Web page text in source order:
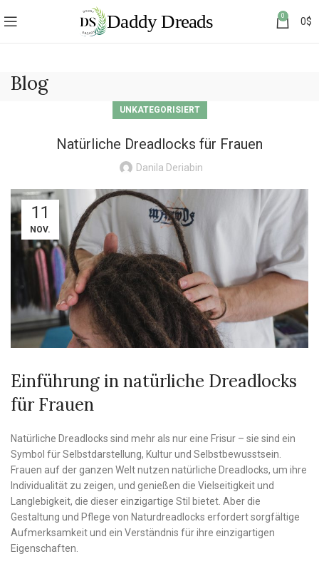
0 0$
Blog
UNKATEGORISIERT
Natürliche Dreadlocks für Frauen
Danila Deriabin
11
NOV.
Einführung in natürliche Dreadlocks
für Frauen
Natürliche Dreadlocks sind mehr als nur eine Frisur – sie sind ein
Symbol für Selbstdarstellung, Kultur und Selbstbewusstsein.
Frauen auf der ganzen Welt nutzen natürliche Dreadlocks, um ihre
Individualität zu zeigen, und genießen die Vielseitigkeit und
Langlebigkeit, die dieser einzigartige Stil bietet. Aber die
Gestaltung und Pflege von Naturdreadlocks erfordert sorgfältige
Aufmerksamkeit und ein Verständnis für ihre einzigartigen
Eigenschaften.